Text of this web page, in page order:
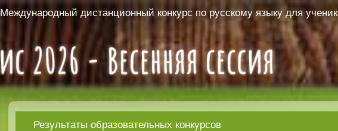
Международный дистанционный конкурс по русскому языку для
Результаты образовательных конкурсов